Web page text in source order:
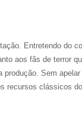
Entretendo do
aos fãs de terror
produção. Sem
recursos clássicos